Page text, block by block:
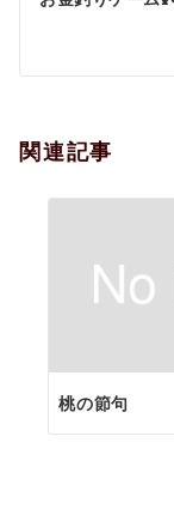
シ
ン
関連記事
桃の節句